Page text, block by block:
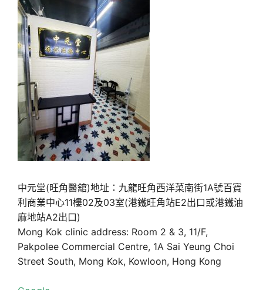
中元堂(旺角醫舘)地址：九龍旺角西洋菜南街1A號百寶
利商業中心11樓02及03室(港鐵旺角站E2出口或港鐵油
麻地站A2出口)
Mong Kok clinic address: Room 2 & 3, 11/F,
Pakpolee Commercial Centre, 1A Sai Yeung Choi
Street South, Mong Kok, Kowloon, Hong Kong